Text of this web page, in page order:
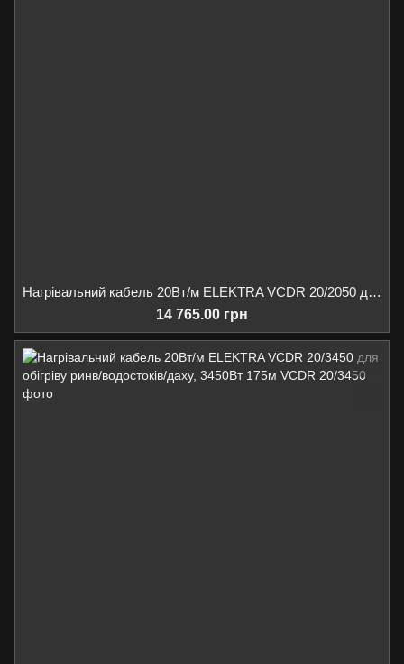
Нагрівальний кабель 20Вт/м ELEKTRA VCDR 20/2050 для обігріву ринв/водостоків/даху, 2050Вт 102м
14 765.00 грн